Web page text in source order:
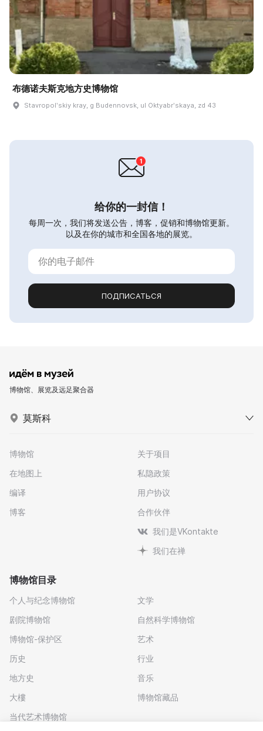
布德诺夫斯克地方史博物馆
Stavropolʹskiy kray, g Budennovsk, ul Oktyabrʹskaya, zd 43
给你的一封信！
每周一次，我们将发送公告，博客，促销和博物馆更新。
以及在你的城市和全国各地的展览。
ПОДПИСАТЬСЯ
博物馆、展览及远足聚合器
莫斯科
博物馆
在地图上
编译
博客
关于项目
私隐政策
用户协议
合作伙伴
我们是VKontakte
我们在禅
博物馆目录
个人与纪念博物馆
剧院博物馆
博物馆-保护区
历史
地方史
大樓
当代艺术博物馆
文学
自然科学博物馆
艺术
行业
音乐
博物馆藏品